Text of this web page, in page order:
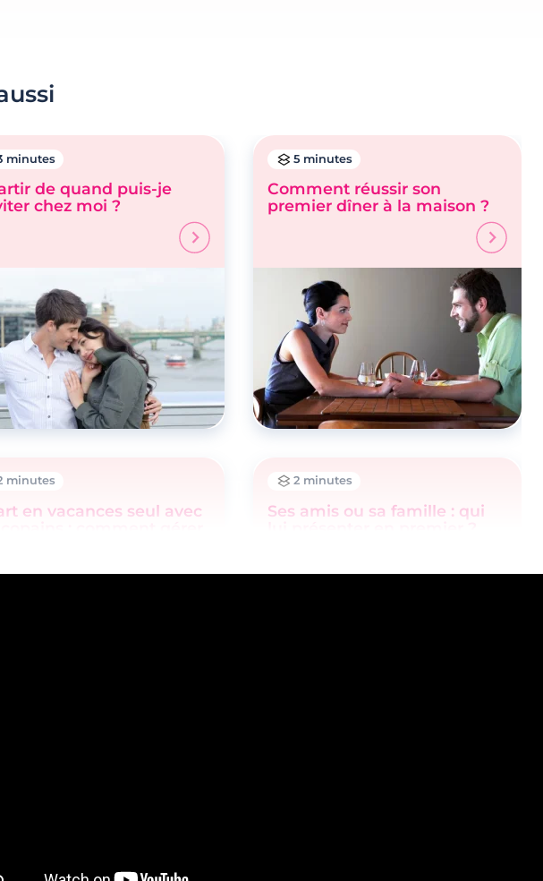
minutes
de quand puis-je
chez moi ?
5 minutes
Comment réussir son
premier dîner à la maison ?
minutes
en vacances seul avec
2 minutes
Ses amis ou sa famille : qui